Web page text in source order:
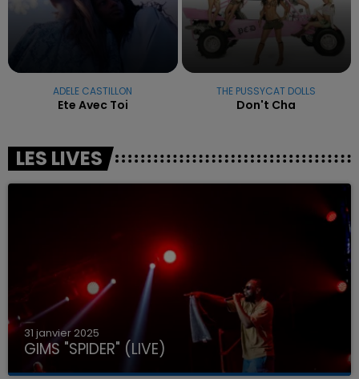
ADELE CASTILLON
Ete Avec Toi
THE PUSSYCAT DOLLS
Don't Cha
LES LIVES
31 janvier 2025
GIMS "SPIDER" (LIVE)